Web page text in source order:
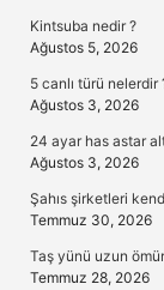
Kintsuba nedir ?
Ağustos 5, 2026
5 canlı türü nelerdir
Ağustos 3, 2026
24 ayar has astar
Ağustos 3, 2026
Şahıs şirketleri
Temmuz 30, 2026
Taş yünü uzun
Temmuz 28, 2026